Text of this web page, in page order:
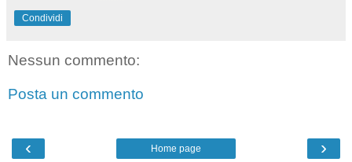
Condividi
Nessun commento:
Posta un commento
‹ ›
Home page